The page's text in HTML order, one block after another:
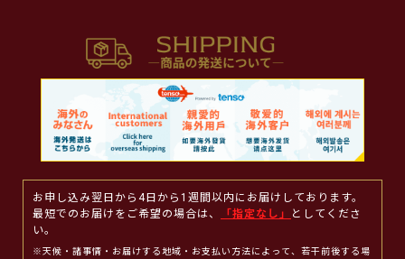
お申し込み翌日から4日から1週間以内にお届けしております。
最短でのお届けをご希望の場合は、
「指定なし」
としてくださ
い。
※天候・諸事情・お届けする地域・お支払い方法によって、若干前後する場